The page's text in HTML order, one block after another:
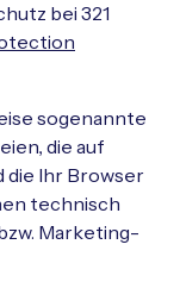
bei 321
sogenannte
die auf
die Ihr Browser
technisch
Marketing-